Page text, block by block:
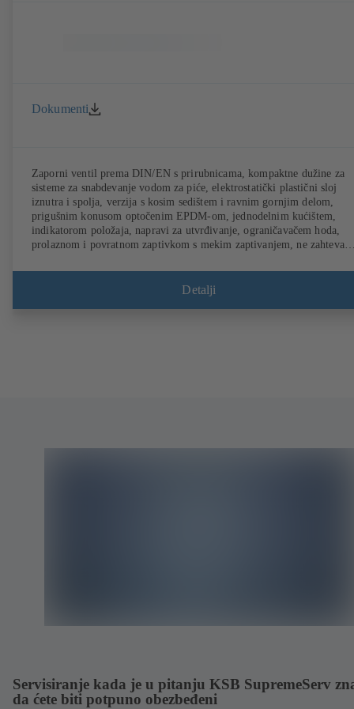
Dokumenti
Zaporni ventil prema DIN/EN s prirubnicama, kompaktne dužine za
sisteme za snabdevanje vodom za piće, elektrostatički plastični sloj
iznutra i spolja, verzija s kosim sedištem i ravnim gornjim delom,
prigušnim konusom optočenim EPDM-om, jednodelnim kućištem,
indikatorom položaja, napravi za utvrđivanje, ograničavačem hoda,
prolaznom i povratnom zaptivkom s mekim zaptivanjem, ne zahteva
Detalji
Servisiranje kada je u pitanju KSB SupremeServ
da ćete biti potpuno obezbeđeni